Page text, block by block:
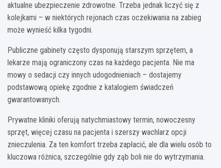
aktualne ubezpieczenie zdrowotne. Trzeba jednak liczyć się z
kolejkami – w niektórych rejonach czas oczekiwania na zabieg
może wynieść kilka tygodni.
Publiczne gabinety często dysponują starszym sprzętem, a
lekarze mają ograniczony czas na każdego pacjenta. Nie ma
mowy o sedacji czy innych udogodnieniach – dostajemy
podstawową opiekę zgodnie z katalogiem świadczeń
gwarantowanych.
Prywatne kliniki oferują natychmiastowy termin, nowoczesny
sprzęt, więcej czasu na pacjenta i szerszy wachlarz opcji
znieczulenia. Za ten komfort trzeba zapłacić, ale dla wielu osób to
kluczowa różnica, szczególnie gdy ząb boli nie do wytrzymania.